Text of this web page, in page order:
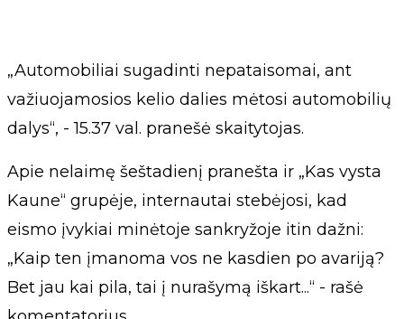
„Automobiliai sugadinti nepataisomai, ant
važiuojamosios kelio dalies mėtosi automobilių
dalys“, - 15.37 val. pranešė skaitytojas.
Apie nelaimę šeštadienį pranešta ir „Kas vysta
Kaune“ grupėje, internautai stebėjosi, kad
eismo įvykiai minėtoje sankryžoje itin dažni:
„Kaip ten įmanoma vos ne kasdien po avariją?
Bet jau kai pila, tai į nurašymą iškart...“ - rašė